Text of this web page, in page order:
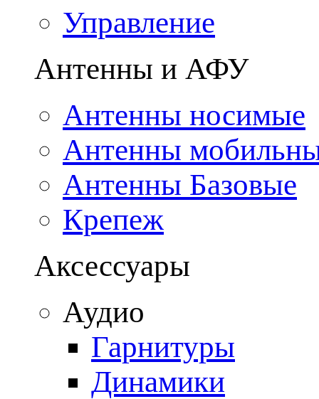
Управление
Антенны и АФУ
Антенны носимые
Антенны
Антенны Базовые
Крепеж
Аксессуары
Аудио
Гарнитуры
Динамики